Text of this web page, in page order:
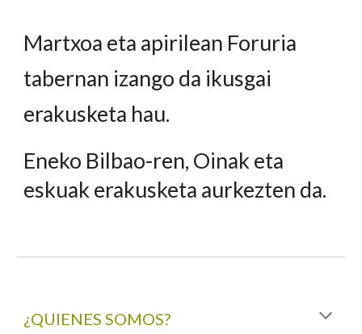
Martxoa eta apirilean Foruria
tabernan izango da ikusgai
erakusketa hau.
Eneko Bilbao-ren, Oinak eta
eskuak erakusketa aurkezten da.
¿QUIENES SOMOS?